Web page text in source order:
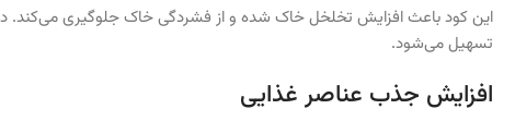
این کود باعث افزایش تخلخل خاک شده و از فشردگی خاک جلوگیری می‌کند.
تسهیل می‌شود.
افزایش جذب عناصر غذایی